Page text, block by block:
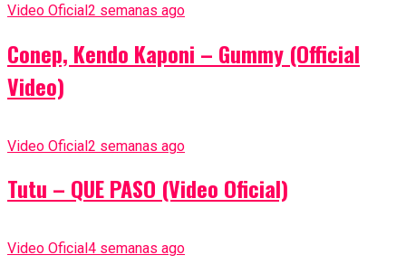
Video Oficial2 semanas ago
Conep, Kendo Kaponi – Gummy (Official
Video)
Video Oficial2 semanas ago
Tutu – QUE PASO (Video Oficial)
Video Oficial 4 semanas ago